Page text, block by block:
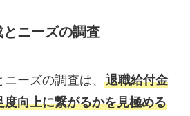
ニーズの調査
ーズの調査は、 退職給付金
向上に繋がるかを見極める